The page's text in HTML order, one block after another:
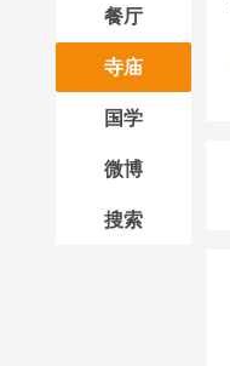
餐厅
寺庙
国学
微博
搜索